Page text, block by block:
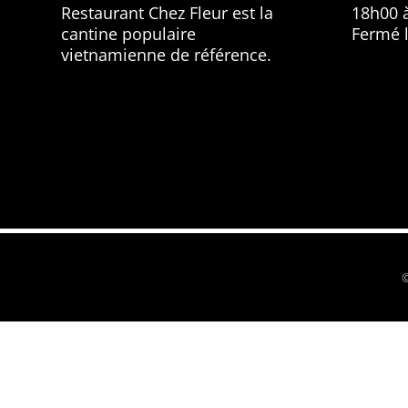
Restaurant Chez Fleur est la
cantine populaire
vietnamienne de référence.
18h00
Fermé